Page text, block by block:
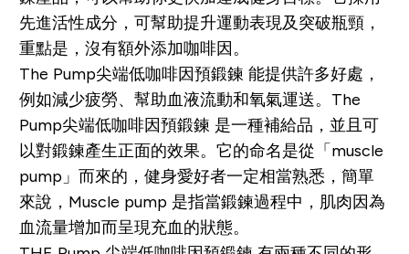
先進活性成分，可幫助提升運動表現及突破瓶頸，
重點是，沒有額外添加咖啡因。
The Pump尖端低咖啡因預鍛鍊 能提供許多好處，
例如減少疲勞、幫助血液流動和氧氣運送。The
Pump尖端低咖啡因預鍛鍊 是一種補給品，並且可
以對鍛鍊產生正面的效果。它的命名是從「muscle
pump」而來的，健身愛好者一定相當熟悉，簡單
來說，Muscle pump 是指當鍛鍊過程中，肌肉因為
血流量增加而呈現充血的狀態。